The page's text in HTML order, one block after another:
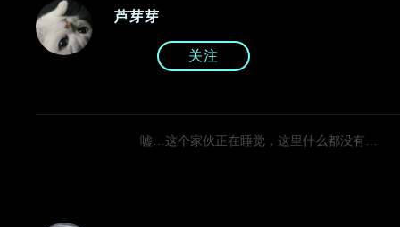
芦芽芽
关注
嘘…这个家伙正在睡觉，这里什么都没有…